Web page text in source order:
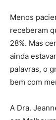
Menos
receberam
28%. Mas
ainda
palavras, o
bem com
A Dra.